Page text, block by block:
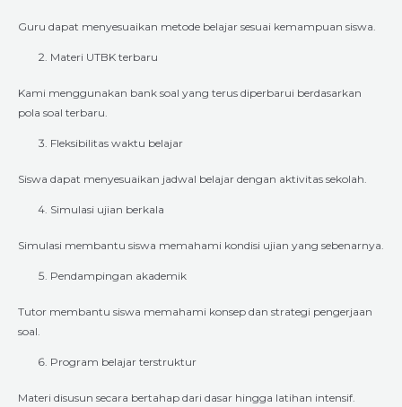
Guru dapat menyesuaikan metode belajar sesuai kemampuan siswa.
Materi UTBK terbaru
Kami menggunakan bank soal yang terus diperbarui berdasarkan
pola soal terbaru.
Fleksibilitas waktu belajar
Siswa dapat menyesuaikan jadwal belajar dengan aktivitas sekolah.
Simulasi ujian berkala
Simulasi membantu siswa memahami kondisi ujian yang sebenarnya.
Pendampingan akademik
Tutor membantu siswa memahami konsep dan strategi pengerjaan
soal.
Program belajar terstruktur
Materi disusun secara bertahap dari dasar hingga latihan intensif.